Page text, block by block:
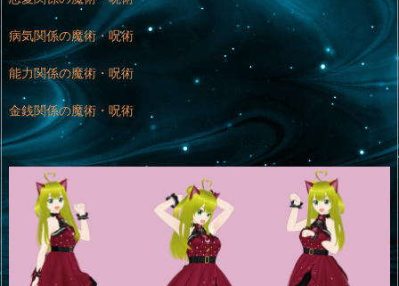
病気関係の魔術・呪術
能力関係の魔術・呪術
金銭関係の魔術・呪術